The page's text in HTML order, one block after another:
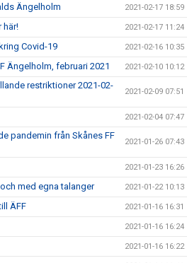
Ängelholm 2021-02-17 18:59
2021-02-17 11:24
Covid-19 2021-02-16 10:35
Ängelholm, februari 2021 2021-02-10 10:12
restriktioner 2021-02-
2021-02-09 07:51
2021-02-04 07:47
pandemin från Skånes FF
2021-01-26 07:43
2021-01-23 16:26
med egna talanger 2021-01-22 10:13
ÄFF 2021-01-16 16:31
2021-01-16 16:24
2021-01-16 16:22